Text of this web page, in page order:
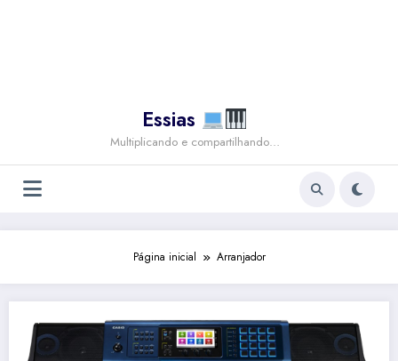
Essias
Multiplicando e compartilhando…
Página inicial Arranjador